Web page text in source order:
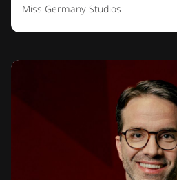
Miss Germany Studios